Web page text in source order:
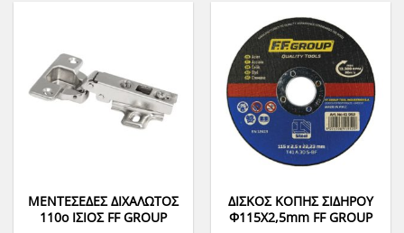
ΜΕΝΤΕΣΕΔΕΣ ΔΙΧΑΛΩΤΟΣ
110ο ΙΣΙΟΣ FF GROUP
ΔΙΣΚΟΣ ΚΟΠΗΣ ΣΙΔΗΡΟΥ
Φ115Χ2,5mm FF GROUP